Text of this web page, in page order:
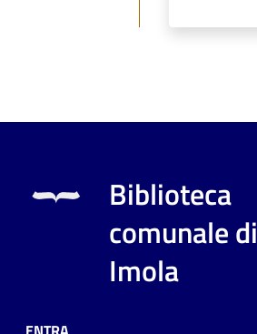
Biblioteca
comunale di
Imola